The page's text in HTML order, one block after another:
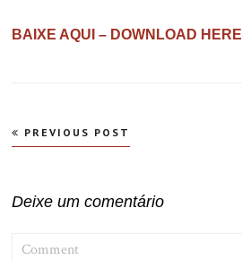
BAIXE AQUI – DOWNLOAD HERE
Navegação
de
PREVIOUS POST
Deixe um comentário